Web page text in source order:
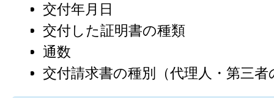
交付年月日
交付した証明書の種類
通数
交付請求書の種別（代理人・第三者